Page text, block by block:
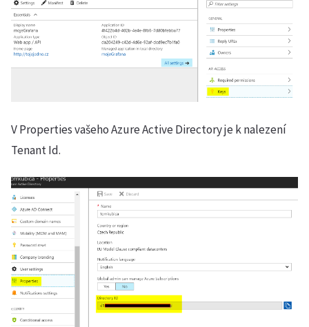
V Properties vašeho Azure Active Directory je k nalezení
Tenant Id.